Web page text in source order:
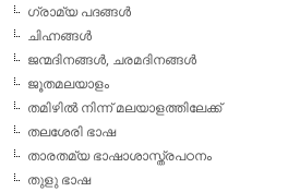
ഗ്രാമ്യ പദങ്ങള്‍
ചിഹ്നങ്ങള്‍
ജന്മദിനങ്ങള്‍, ചരമദിനങ്ങള്‍
ജൂതമലയാളം
തമിഴില്‍ നിന്ന് മലയാളത്തിലേക്ക്
തലശേരി ഭാഷ
താരതമ്യ ഭാഷാശാസ്ത്രപഠനം
തുളു ഭാഷ